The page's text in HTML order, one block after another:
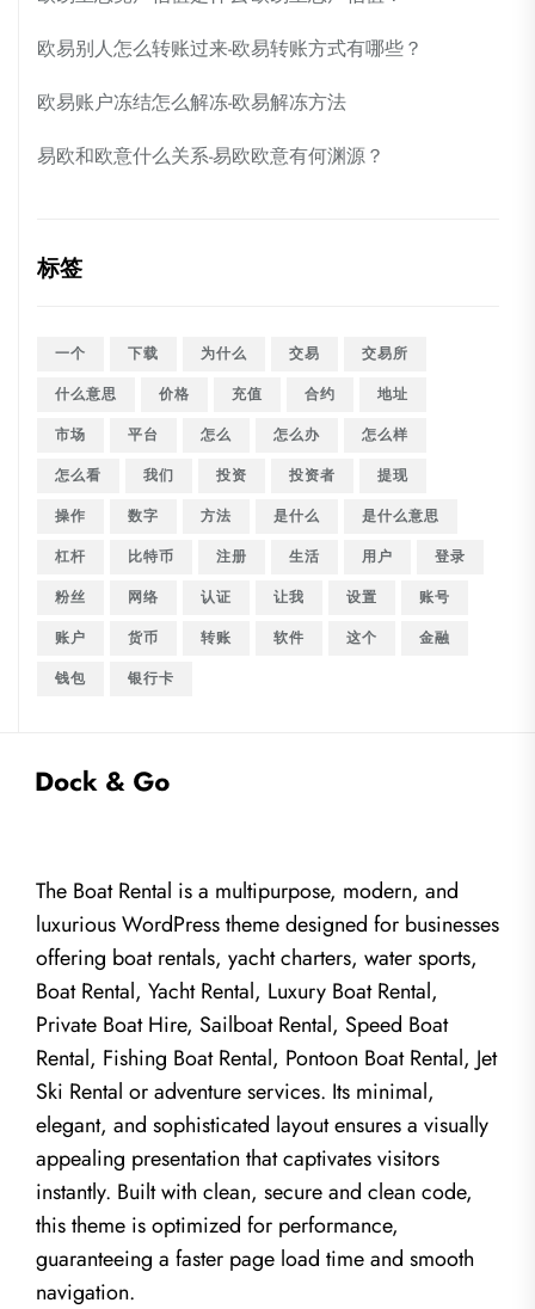
欧易别人怎么转账过来-欧易转账方式有哪些？
欧易账户冻结怎么解冻-欧易解冻方法
易欧和欧意什么关系-易欧欧意有何渊源？
标签
一个 下载 为什么 交易
交易所
什么意思
价格 充值 合约
地址
市场
平台 怎么 怎么办
怎么样
怎么看
我们 投资 投资者
提现
操作
数字 方法 是什么
是什么意思
杠杆
比特币 注册 生活 用户
登录
粉丝
网络 认证 让我 设置
账号
账户
货币 转账 软件 这个
金融
钱包
银行卡
The Boat Rental is a multipurpose, modern, and
luxurious WordPress theme designed for businesses
offering boat rentals, yacht charters, water sports,
Boat Rental, Yacht Rental, Luxury Boat Rental,
Private Boat Hire, Sailboat Rental, Speed Boat
Rental, Fishing Boat Rental, Pontoon Boat Rental, Jet
Ski Rental or adventure services. Its minimal,
elegant, and sophisticated layout ensures a visually
appealing presentation that captivates visitors
instantly. Built with clean, secure and clean code,
this theme is optimized for performance,
guaranteeing a faster page load time and smooth
navigation.